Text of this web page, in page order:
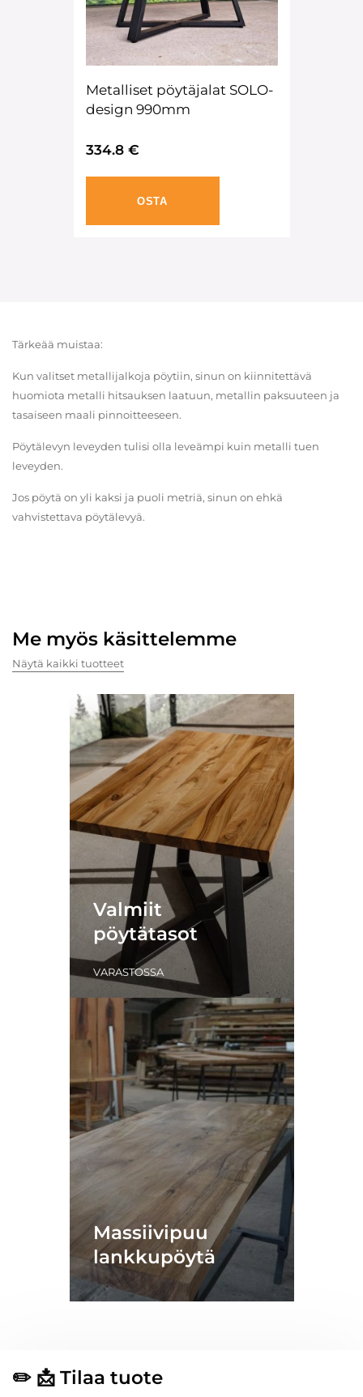
Metalliset pöytäjalat SOLO-
design 990mm
334.8 €
OSTA
Tärkeää muistaa:
Kun valitset metallijalkoja pöytiin, sinun on kiinnitettävä
huomiota metalli hitsauksen laatuun, metallin paksuuteen ja
tasaiseen maali pinnoitteeseen.
Pöytälevyn leveyden tulisi olla leveämpi kuin metalli tuen
leveyden.
Jos pöytä on yli kaksi ja puoli metriä, sinun on ehkä
vahvistettava pöytälevyä.
Me myös käsittelemme
Näytä kaikki tuotteet
Valmiit
pöytätasot
VARASTOSSA
Massiivipuu
lankkupöytä
✏️ 📩 Tilaa tuote